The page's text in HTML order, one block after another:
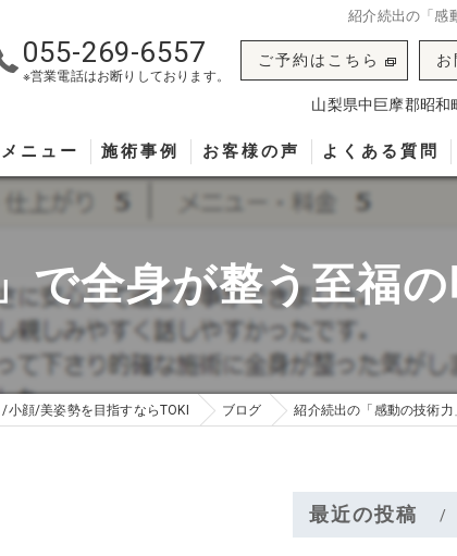
紹介続出の「感
055-269-6557
※営業電話はお断りしております。
ご予約はこちら
山梨県中巨摩郡昭和
メニュー 施術事例 お客様の声 よくある質問
で全身が整う至福の
/小顔/美姿勢を目指すならTOKI ブログ 紹介続出の「感動の技術
最近の投稿